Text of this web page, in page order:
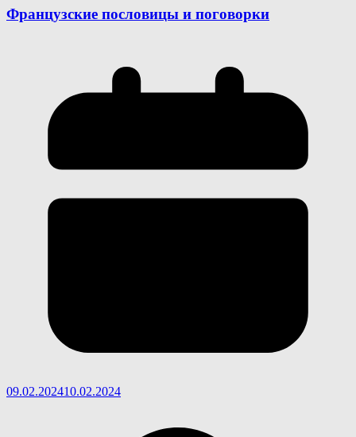
Французские пословицы и поговорки
09.02.202410.02.2024